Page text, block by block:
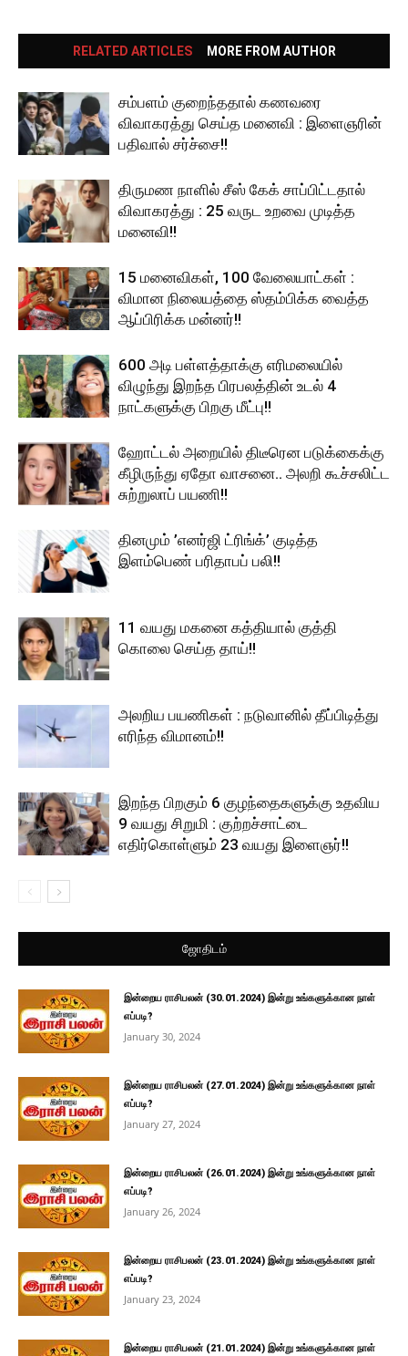
RELATED ARTICLES MORE FROM AUTHOR
சம்பளம் குறைந்ததால் கணவரை
விவாகரத்து செய்த மனைவி : இளைஞரின்
பதிவால் சர்ச்சை!!
திருமண நாளில் சீஸ் கேக் சாப்பிட்டதால்
விவாகரத்து : 25 வருட உறவை முடித்த
மனைவி!!
15 மனைவிகள், 100 வேலையாட்கள் :
விமான நிலையத்தை ஸ்தம்பிக்க வைத்த
ஆப்பிரிக்க மன்னர்!!
600 அடி பள்ளத்தாக்கு எரிமலையில்
விழுந்து இறந்த பிரபலத்தின் உடல் 4
நாட்களுக்கு பிறகு மீட்பு!!
ஹோட்டல் அறையில் திடீரென படுக்கைக்கு
கீழிருந்து ஏதோ வாசனை.. அலறி கூச்சலிட்ட
சுற்றுலாப் பயணி!!
தினமும் ’எனர்ஜி ட்ரிங்க்’ குடித்த
இளம்பெண் பரிதாபப் பலி!!
11 வயது மகனை கத்தியால் குத்தி
கொலை செய்த தாய்!!
அலறிய பயணிகள் : நடுவானில் தீப்பிடித்து
எரிந்த விமானம்!!
இறந்த பிறகும் 6 குழந்தைகளுக்கு உதவிய
9 வயது சிறுமி : குற்றச்சாட்டை
எதிர்கொள்ளும் 23 வயது இளைஞர்!!
ஜோதிடம்
இன்றைய ராசிபலன் (30.01.2024) இன்று உங்களுக்கான நாள்
எப்படி?
January 30, 2024
இன்றைய ராசிபலன் (27.01.2024) இன்று உங்களுக்கான நாள்
எப்படி?
January 27, 2024
இன்றைய ராசிபலன் (26.01.2024) இன்று உங்களுக்கான நாள்
எப்படி?
January 26, 2024
இன்றைய ராசிபலன் (23.01.2024) இன்று உங்களுக்கான நாள்
எப்படி?
January 23, 2024
இன்றைய ராசிபலன் (21.01.2024) இன்று உங்களுக்கான நாள்